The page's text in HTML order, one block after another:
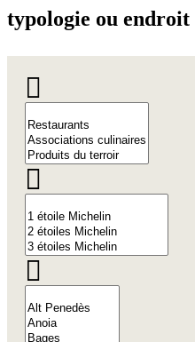
typologie ou endroit